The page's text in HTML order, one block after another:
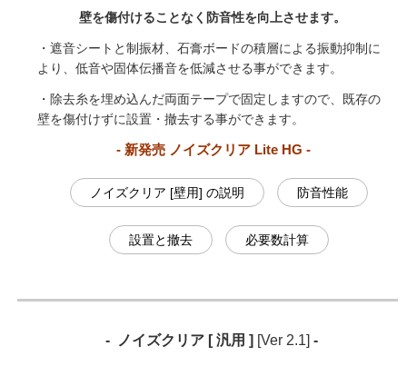
壁を傷付けることなく防音性を向上させます。
・遮音シートと制振材、石膏ボードの積層による振動抑制に
より、低音や固体伝播音を低減させる事ができます。
・除去糸を埋め込んだ両面テープで固定しますので、既存の
壁を傷付けずに設置・撤去する事ができます。
- 新発売 ノイズクリア Lite HG -
ノイズクリア [壁用] の説明 防音性能
設置と撤去 必要数計算
- ノイズクリア [ 汎用 ] [Ver 2.1] -